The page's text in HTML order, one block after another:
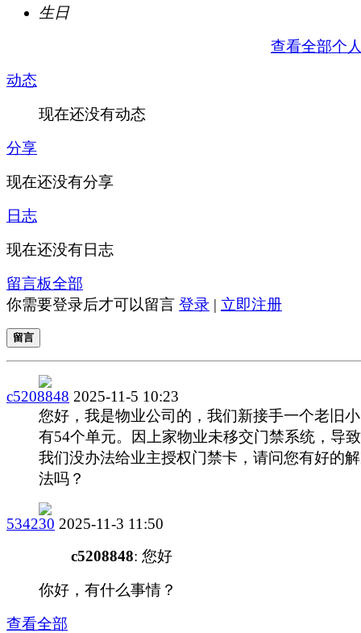
生日
查看全部个
动态
现在还没有动态
分享
现在还没有分享
日志
现在还没有日志
留言板全部
你需要登录后才可以留言 登录 | 立即注册
留言
c5208848 2025-11-5 10:23
您好，我是物业公司的，我们新接手一个老旧
有54个单元。因上家物业未移交门禁系统，导
我们没办法给业主授权门禁卡，请问您有好的
法吗？
534230 2025-11-3 11:50
c5208848: 您好
你好，有什么事情？
查看全部